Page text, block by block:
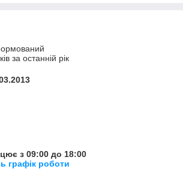
за останній рік
з 09:00 до 18:00
графік роботи